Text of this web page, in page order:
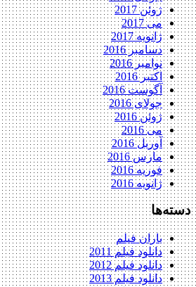
ژوئن 2017
می 2017
ژانویه 2017
دسامبر 2016
نوامبر 2016
اکتبر 2016
آگوست 2016
جولای 2016
ژوئن 2016
می 2016
آوریل 2016
مارس 2016
فوریه 2016
ژانویه 2016
دسته‌ها
باران فیلم
دانلود فیلم 2011
دانلود فیلم 2012
دانلود فیلم 2013